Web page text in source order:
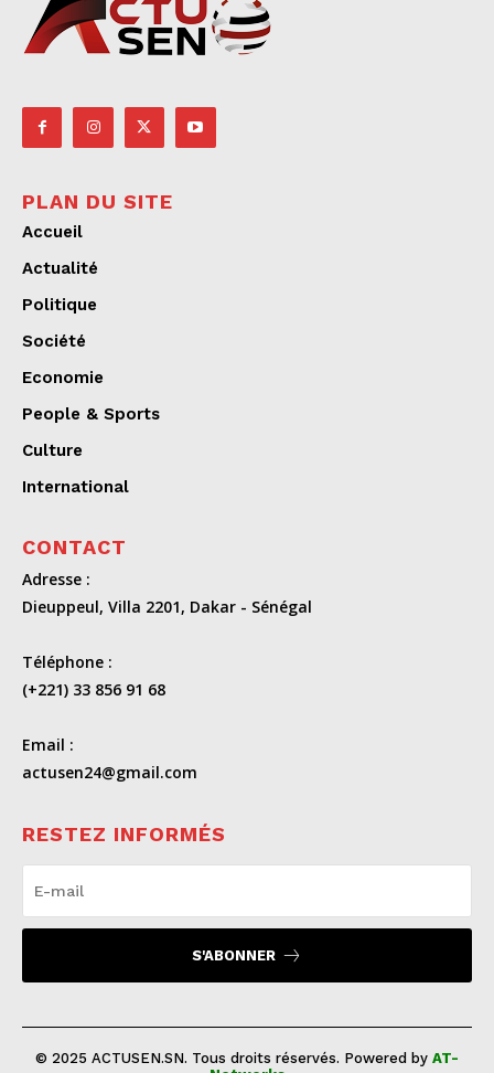
PLAN DU SITE
Accueil
Actualité
Politique
Société
Economie
People & Sports
Culture
International
CONTACT
Adresse :
Dieuppeul, Villa 2201, Dakar - Sénégal
Téléphone :
(+221) 33 856 91 68
Email :
actusen24@gmail.com
RESTEZ INFORMÉS
S'ABONNER
© 2025 ACTUSEN.SN. Tous droits réservés. Powered by AT-